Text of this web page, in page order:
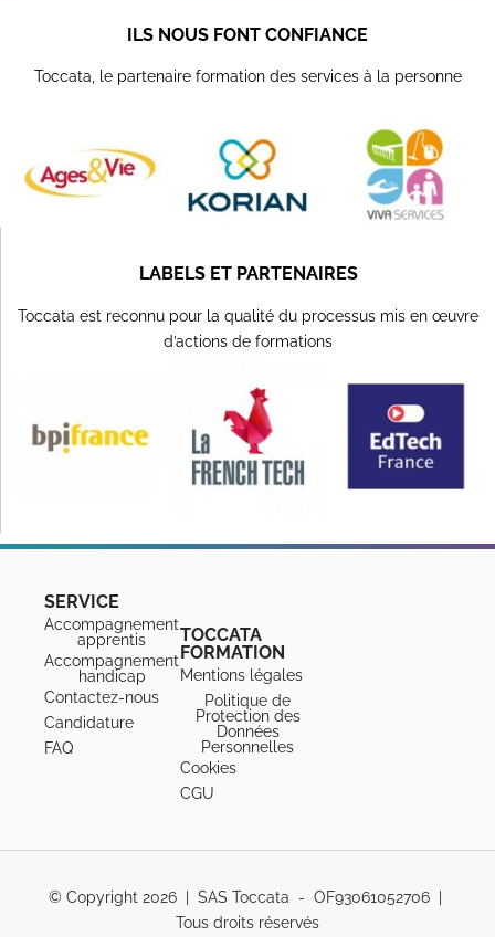
ILS NOUS FONT CONFIANCE
Toccata, le partenaire formation des services à la personne
LABELS ET PARTENAIRES
Toccata est reconnu pour la qualité du processus mis en œuvre
d’actions de formations
SERVICE
Accompagnement
apprentis
Accompagnement
handicap
Contactez-nous
Candidature
FAQ
TOCCATA
FORMATION
Mentions légales
Politique de
Protection des
Données
Personnelles
Cookies
CGU
© Copyright 2026 | SAS Toccata - OF93061052706 |
Tous droits réservés